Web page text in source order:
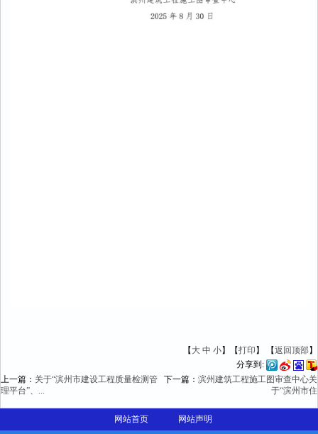
【 大 中 小】【打印 】 【返回顶部】
分享到:
上一篇： 关于“滨州市建设工程质量检测管
理平台”、...
下一篇： 滨州建筑工程施工图审查中心关
于“滨州市住
网站首页 网站声明